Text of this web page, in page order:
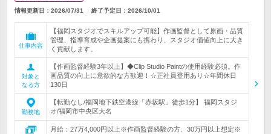
情報更新日：2026/07/31 終了予定日： 2026/10/01
仕事内容
【福岡スタジオでスキルアップ可能】作画監督として原画・品質
管理、指導育成や企画提案にも携わり、スタジオ価値向上に大き
く貢献します。
対象と
なる方
【作画監督経験3年以上】◆Clip Studio Paintの使用経験必須。作
画品質の向上に意欲的な方歓迎！☆正社員登用あり☆年間休日
130日
勤務地
【転勤なし/福岡地下鉄空港線「赤坂駅」徒歩1分】 福岡スタジ
オ/福岡市中央区大名
月給：27万4,000円以上※作画監督経験の方、30万円以上想定※